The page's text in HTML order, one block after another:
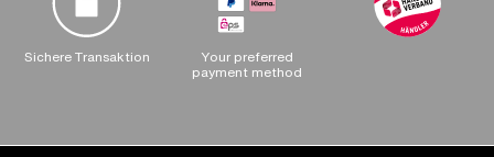
Sichere Transaktion
Your preferred
payment method